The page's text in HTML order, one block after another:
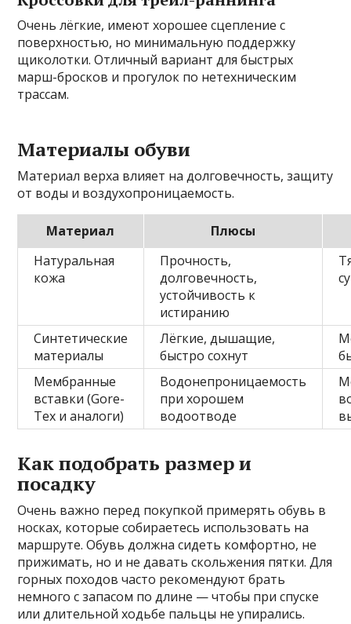
Очень лёгкие, имеют хорошее сцепление с
поверхностью, но минимальную поддержку
щиколотки. Отличный вариант для быстрых
марш-бросков и прогулок по нетехническим
трассам.
Материалы обуви
Материал верха влияет на долговечность, защиту
от воды и воздухопроницаемость.
Материал
Плюсы
Натуральная
кожа
Прочность,
долговечность,
устойчивость к
истиранию
Синтетические
материалы
Лёгкие, дышащие,
быстро сохнут
Мембранные
вставки (Gore-
Tex и аналоги)
Водонепроницаемость
при хорошем
водоотводе
Как подобрать размер и
посадку
Очень важно перед покупкой примерять обувь в
носках, которые собираетесь использовать на
маршруте. Обувь должна сидеть комфортно, не
прижимать, но и не давать скольжения пятки. Для
горных походов часто рекомендуют брать
немного с запасом по длине — чтобы при спуске
или длительной ходьбе пальцы не упирались.